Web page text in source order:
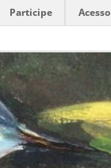
Participe